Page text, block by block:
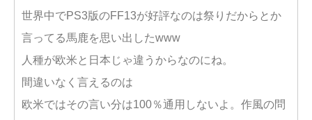
世界中でPS3版のFF13が好評なのは祭りだからとか
言ってる馬鹿を思い出したwww
人種が欧米と日本じゃ違うからなのにね。
間違いなく言えるのは
欧米ではその言い分は100％通用しないよ。作風の問